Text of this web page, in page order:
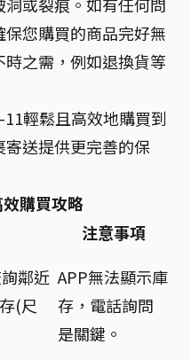
您購買的商品完好無
時之需，例如退換貨等
輕鬆且高效地購買到
送提供更完善的保
購買攻略
注意事項
鄰近
(尺
APP無法顯示庫
存，電話詢問
是關鍵。